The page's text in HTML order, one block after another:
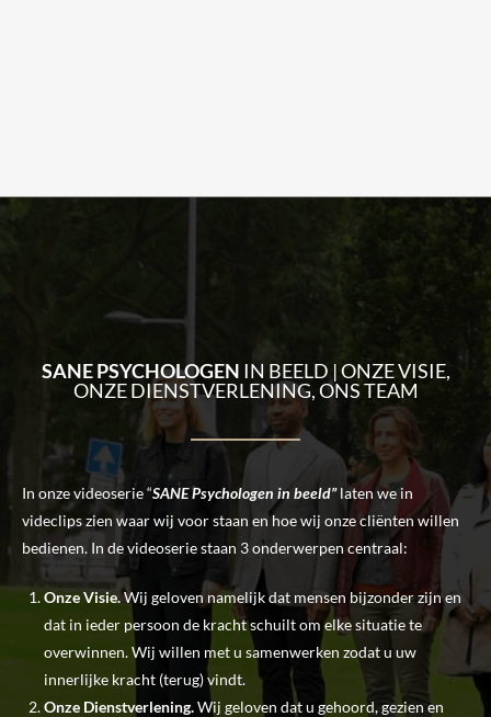
SANE PSYCHOLOGEN IN BEELD | ONZE VISIE,
ONZE DIENSTVERLENING, ONS TEAM
In onze videoserie “SANE Psychologen in beeld”laten we in
videclips zien waar wij voor staan en hoe wij onze cliënten willen
bedienen. In de videoserie staan 3 onderwerpen centraal:
Onze Visie.Wij geloven namelijk dat mensen bijzonder zijn en
dat in ieder persoon de kracht schuilt om elke situatie te
overwinnen. Wij willen met u samenwerken zodat u uw
innerlijke kracht (terug) vindt.
Onze Dienstverlening.Wij geloven dat u gehoord, gezien en